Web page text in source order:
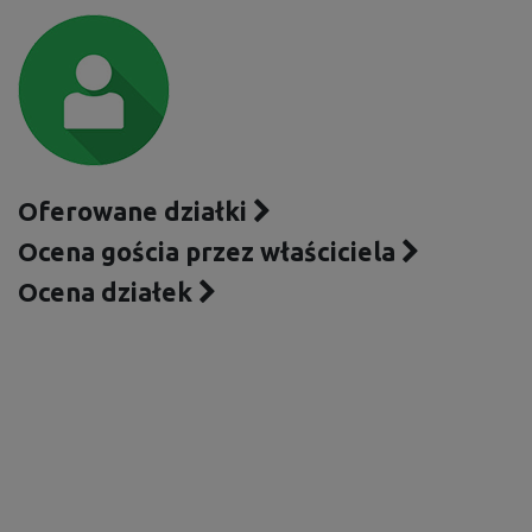
Oferowane działki
Ocena gościa przez właściciela
Ocena działek